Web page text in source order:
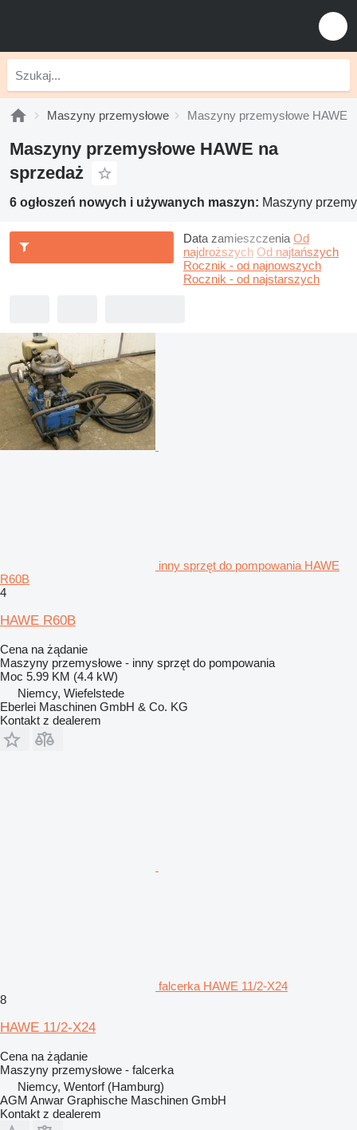
Maszyny przemysłowe Maszyny przemysłowe HAWE
Maszyny przemysłowe HAWE na
sprzedaż
6 ogłoszeń nowych i używanych maszyn: Maszyny
Data zamieszczenia Od
najdroższych Od najtańszych
Rocznik - od najnowszych
Rocznik - od najstarszych
inny sprzęt do pompowania HAWE
R60B
4
HAWE R60B
Cena na żądanie
Maszyny przemysłowe - inny sprzęt do pompowania
Moc 5.99 KM (4.4 kW)
Niemcy, Wiefelstede
Eberlei Maschinen GmbH & Co. KG
Kontakt z dealerem
falcerka HAWE 11/2-X24
8
HAWE 11/2-X24
Cena na żądanie
Maszyny przemysłowe - falcerka
Niemcy, Wentorf (Hamburg)
AGM Anwar Graphische Maschinen GmbH
Kontakt z dealerem